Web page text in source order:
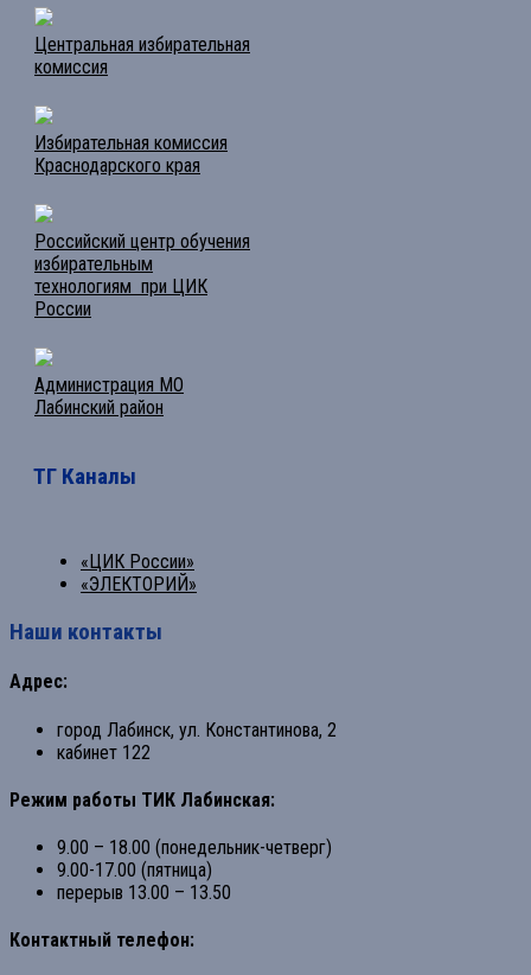
Центральная избирательная
комиссия
Избирательная комиссия
Краснодарского края
Российский центр обучения
избирательным
технологиям при ЦИК
России
Администрация МО
Лабинский район
ТГ Каналы
«ЦИК России»
«ЭЛЕКТОРИЙ»
Наши контакты
Адрес:
город Лабинск, ул. Константинова, 2
кабинет 122
Режим работы ТИК Лабинская:
9.00 – 18.00 (понедельник-четверг)
9.00-17.00 (пятница)
перерыв 13.00 – 13.50
Контактный телефон: